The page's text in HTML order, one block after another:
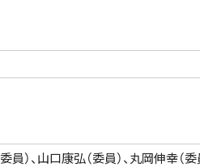
）、山口康弘（委員）、丸岡伸幸（委